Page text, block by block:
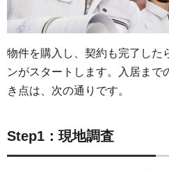
物件を購入し、契約も完了した
ンがスタートします。入居まで
き点は、次の通りです。
Step1：現地調査